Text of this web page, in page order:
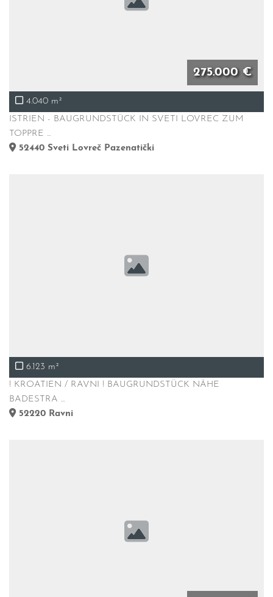
275.000 €
4.040 m²
ISTRIEN - BAUGRUNDSTÜCK IN SVETI LOVREC ZUM
TOPPRE ...
52440 Sveti Lovreč Pazenatički
6.123 m²
! KROATIEN / RAVNI ! BAUGRUNDSTÜCK NÄHE
BADESTRA ...
52220 Ravni